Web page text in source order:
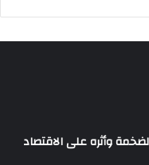
وأثره على الاقتصاد